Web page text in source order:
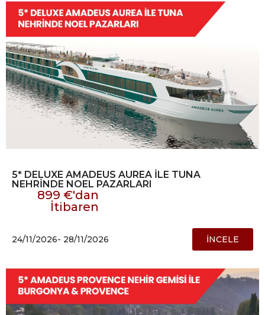
5* DELUXE AMADEUS AUREA İLE TUNA
NEHRİNDE NOEL PAZARLARI
899 €'dan
İtibaren
24/11/2026- 28/11/2026 İNCELE